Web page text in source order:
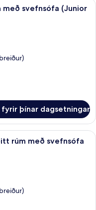
svefnsófa (Junior
fyrir þínar dagsetningar
herbergi - 1 stórt tvíbreitt
rúm með svefnsófa